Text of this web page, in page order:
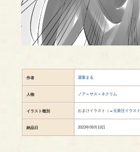
作者 湯葉まる
人物 ノア＝サス＝ネクリム
イラスト種別 おまけイラスト（ →元発注イラスト
納品日 2023年09月13日